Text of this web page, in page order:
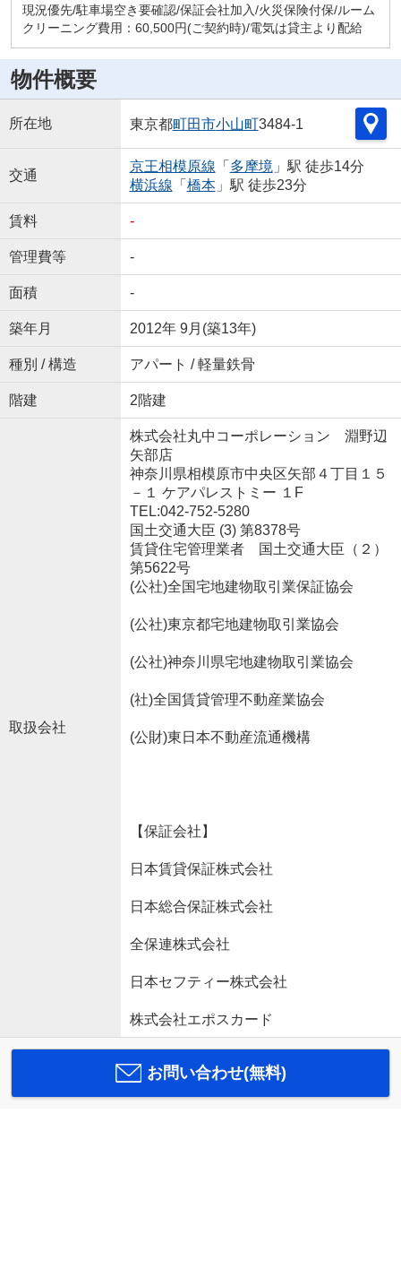
現況優先/駐車場空き要確認/保証会社加入/火災保険付保/ルーム
クリーニング費用：60,500円(ご契約時)/電気は貸主より配給
物件概要
所在地 東京都町田市小山町3484-1
交通
京王相模原線 「 多摩境 」駅 徒歩14分
横浜線 「 橋本」駅 徒歩23分
賃料 -
管理費等 -
面積 -
築年月 2012年 9月(築13年)
種別 / 構造 アパート / 軽量鉄骨
階建 2階建
取扱会社
株式会社丸中コーポレーション 淵野辺
矢部店
神奈川県相模原市中央区矢部４丁目１５
－１ ケアパレストミー １F
TEL:042-752-5280
国土交通大臣 (3) 第8378号
賃貸住宅管理業者 国土交通大臣（２）
第5622号
(公社)全国宅地建物取引業保証協会
(公社)東京都宅地建物取引業協会
(公社)神奈川県宅地建物取引業協会
(社)全国賃貸管理不動産業協会
(公財)東日本不動産流通機構
【保証会社】
日本賃貸保証株式会社
日本総合保証株式会社
全保連株式会社
日本セフティー株式会社
株式会社エポスカード
お問い合わせ(無料)